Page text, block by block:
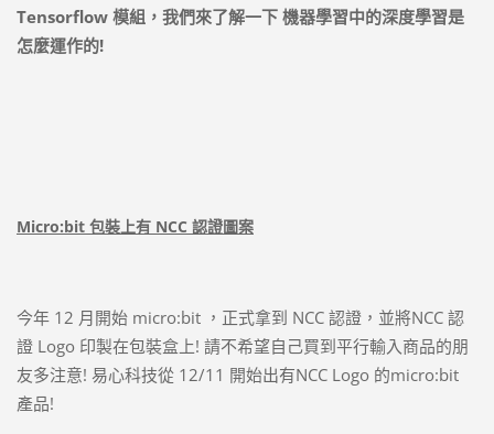
Tensorflow 模組，我們來了解一下 機器學習中的深度學習是
怎麼運作的!
Micro:bit 包裝上有 NCC 認證圖案
今年 12 月開始 micro:bit ，正式拿到 NCC 認證，並將NCC 認
證 Logo 印製在包裝盒上! 請不希望自己買到平行輸入商品的朋
友多注意! 易心科技從 12/11 開始出有NCC Logo 的micro:bit
產品!